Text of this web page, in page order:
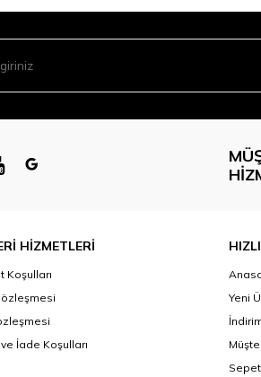
HİZMETLERİ
Koşulları
İade Koşulları
Yeni